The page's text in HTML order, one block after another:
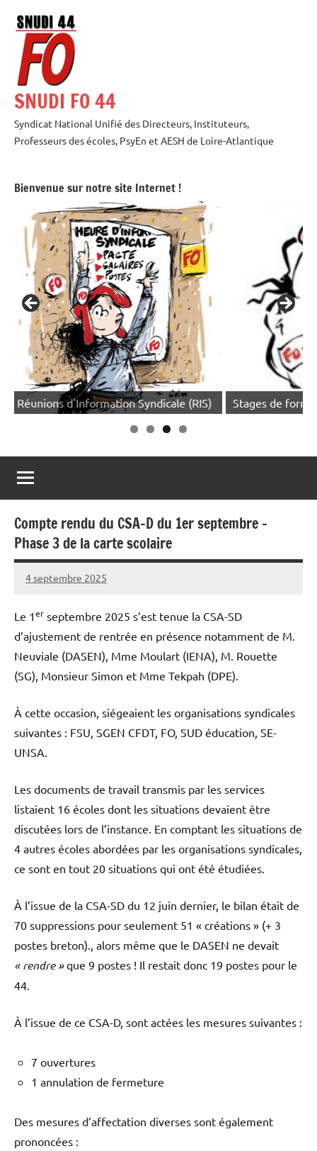
contenu
SNUDI FO 44
Syndicat National Unifié des Directeurs, Instituteurs,
Professeurs des écoles, PsyEn et AESH de Loire-Atlantique
Bienvenue sur notre site Internet !
Stages de formation syndicale Pour adhérer,
Compte rendu du CSA-D du 1er septembre –
Phase 3 de la carte scolaire
4 septembre 2025
Loris
Le 1er septembre 2025 s’est tenue la CSA-SD
d’ajustement de rentrée en présence notamment de M.
Neuviale (DASEN), Mme Moulart (IENA), M. Rouette
(SG), Monsieur Simon et Mme Tekpah (DPE).
À cette occasion, siégeaient les organisations syndicales
suivantes : FSU, SGEN CFDT, FO, SUD éducation, SE-
UNSA.
Les documents de travail transmis par les services
listaient 16 écoles dont les situations devaient être
discutées lors de l’instance. En comptant les situations de
4 autres écoles abordées par les organisations syndicales,
ce sont en tout 20 situations qui ont été étudiées.
À l’issue de la CSA-SD du 12 juin dernier, le bilan était de
70 suppressions pour seulement 51 « créations » (+ 3
postes breton)., alors même que le DASEN ne devait
« rendre »que 9 postes ! Il restait donc 19 postes pour le
44.
À l’issue de ce CSA-D, sont actées les mesures suivantes :
7 ouvertures
1 annulation de fermeture
Des mesures d’affectation diverses sont également
prononcées :